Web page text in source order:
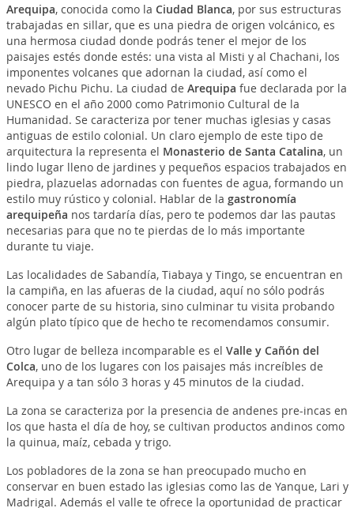
Arequipa, conocida como la Ciudad Blanca, por sus estructuras
trabajadas en sillar, que es una piedra de origen volcánico, es
una hermosa ciudad donde podrás tener el mejor de los
paisajes estés donde estés: una vista al Misti y al Chachani, los
imponentes volcanes que adornan la ciudad, así como el
nevado Pichu Pichu. La ciudad de Arequipa fue declarada por la
UNESCO en el año 2000 como Patrimonio Cultural de la
Humanidad. Se caracteriza por tener muchas iglesias y casas
antiguas de estilo colonial. Un claro ejemplo de este tipo de
arquitectura la representa el Monasterio de Santa Catalina, un
lindo lugar lleno de jardines y pequeños espacios trabajados en
piedra, plazuelas adornadas con fuentes de agua, formando un
estilo muy rústico y colonial. Hablar de la gastronomía
arequipeña nos tardaría días, pero te podemos dar las pautas
necesarias para que no te pierdas de lo más importante
durante tu viaje.
Las localidades de Sabandía, Tiabaya y Tingo, se encuentran en
la campiña, en las afueras de la ciudad, aquí no sólo podrás
conocer parte de su historia, sino culminar tu visita probando
algún plato típico que de hecho te recomendamos consumir.
Otro lugar de belleza incomparable es el Valle y Cañón del
Colca, uno de los lugares con los paisajes más increíbles de
Arequipa y a tan sólo 3 horas y 45 minutos de la ciudad.
La zona se caracteriza por la presencia de andenes pre-incas en
los que hasta el día de hoy, se cultivan productos andinos como
la quinua, maíz, cebada y trigo.
Los pobladores de la zona se han preocupado mucho en
conservar en buen estado las iglesias como las de Yanque, Lari y
Madrigal. Además el valle te ofrece la oportunidad de practicar